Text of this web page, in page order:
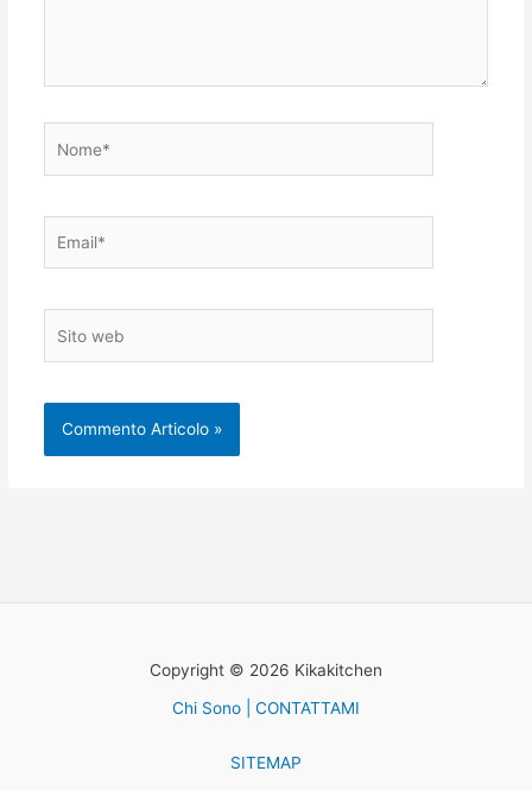
web
Copyright © 2026 Kikakitchen
Chi Sono | CONTATTAMI
SITEMAP